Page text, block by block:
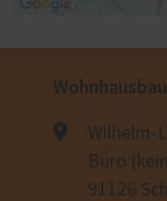
Wilhelm-
Büro
91126